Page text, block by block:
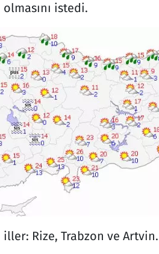
istedi.
Rize, Trabzon ve Artvin.